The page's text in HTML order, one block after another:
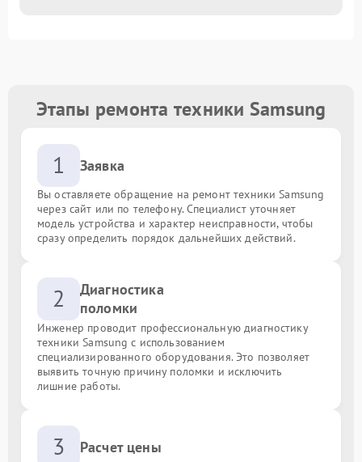
Этапы ремонта техники Samsung
1 Заявка
Вы оставляете обращение на ремонт техники Samsung
через сайт или по телефону. Специалист уточняет
модель устройства и характер неисправности, чтобы
сразу определить порядок дальнейших действий.
2
Диагностика
поломки
Инженер проводит профессиональную диагностику
техники Samsung с использованием
специализированного оборудования. Это позволяет
выявить точную причину поломки и исключить
лишние работы.
3 Расчет цены